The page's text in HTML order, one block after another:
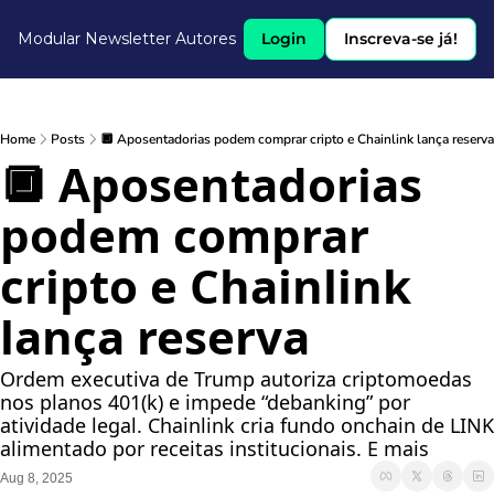
Modular Newsletter Autores Login Inscreva-se já!
Home Posts 🔲 Aposentadorias podem comprar cripto e Chainlink lança reserva
🔲 Aposentadorias
podem comprar
cripto e Chainlink
lança reserva
Ordem executiva de Trump autoriza criptomoedas
nos planos 401(k) e impede “debanking” por
atividade legal. Chainlink cria fundo onchain de LINK
alimentado por receitas institucionais. E mais
Aug 8, 2025